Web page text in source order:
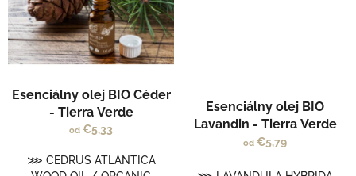
Esenciálny olej BIO Céder
- Tierra Verde
od €5,33
⋙ CEDRUS ATLANTICA
hodnotenie
produktu
je
Esenciálny olej BIO
Lavandin - Tierra Verde
od €5,79